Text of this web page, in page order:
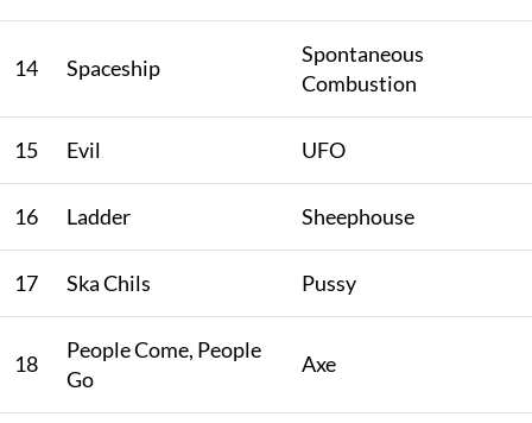
14 Spaceship
Spontaneous
Combustion
15 Evil UFO
16 Ladder Sheephouse
17 Ska Chils Pussy
18
People Come, People
Go
Axe